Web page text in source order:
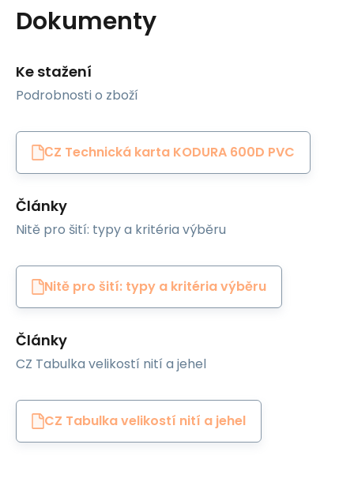
Dokumenty
Ke stažení
Podrobnosti o zboží
СZ Technická karta KODURA 600D PVC
Články
Nitě pro šití: typy a kritéria výběru
Nitě pro šití: typy a kritéria výběru
Články
CZ Tabulka velikostí nití a jehel
CZ Tabulka velikostí nití a jehel